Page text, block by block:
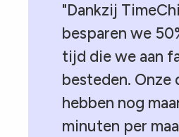
"Dankzij
besparen we
tijd die we aan
besteden. Onze
hebben nog
minuten per